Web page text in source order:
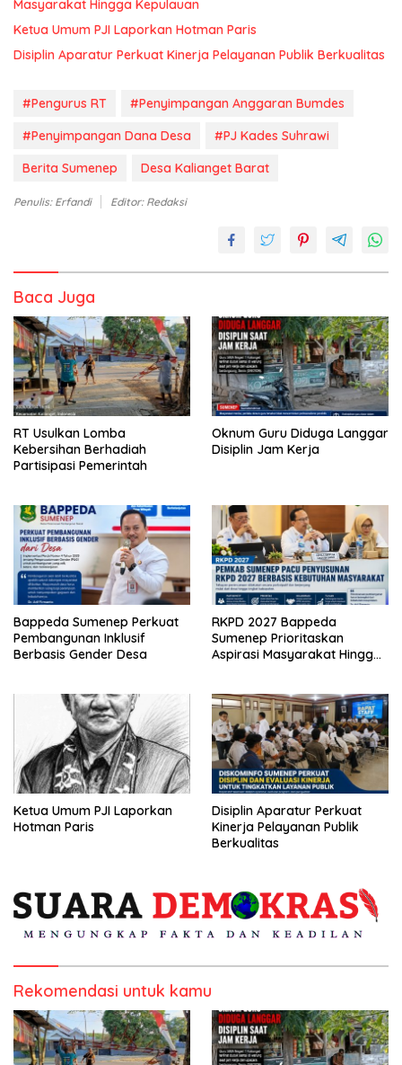
Masyarakat Hingga Kepulauan
Ketua Umum PJI Laporkan Hotman Paris
Disiplin Aparatur Perkuat Kinerja Pelayanan Publik Berkualitas
#Pengurus RT
#Penyimpangan Anggaran Bumdes
#Penyimpangan Dana Desa
#PJ Kades Suhrawi
Berita Sumenep
Desa Kalianget Barat
Penulis: Erfandi Editor: Redaksi
Baca Juga
RT Usulkan Lomba
Kebersihan Berhadiah
Partisipasi Pemerintah
Oknum Guru Diduga Langgar
Disiplin Jam Kerja
Bappeda Sumenep Perkuat
Pembangunan Inklusif
Berbasis Gender Desa
RKPD 2027 Bappeda
Sumenep Prioritaskan
Aspirasi Masyarakat Hingga
Ketua Umum PJI Laporkan
Hotman Paris
Disiplin Aparatur Perkuat
Kinerja Pelayanan Publik
Berkualitas
Rekomendasi untuk kamu